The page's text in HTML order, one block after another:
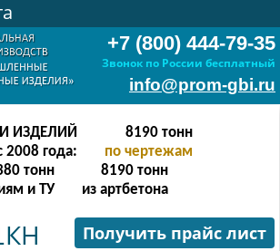
+7 (800) 444-79-35
Звонок по России бесплатный
info@prom-gbi.ru
ИЗДЕЛИЙ
2008 года:
16382тонн
по чертежам
тонн
и ТУ
16382 тонн
из артбетона
Получить прайс лист